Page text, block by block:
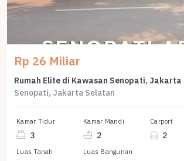
Rp 26 Miliar
Senopati, Jakarta Selatan
Kamar Tidur
3
Kamar Mandi
2
Carport
2
Luas Tanah Luas Bangunan